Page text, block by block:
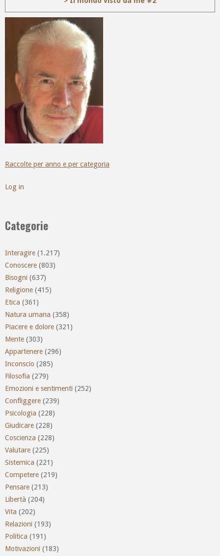
Raccolte per anno e per categoria
Log in
Categorie
Interagire (1.217)
Conoscere (803)
Bisogni (637)
Religione (415)
Etica (361)
Natura umana (358)
Piacere e dolore (321)
Mente (303)
Appartenere (296)
Inconscio (285)
Filosofia (279)
Emozioni e sentimenti (252)
Confliggere (239)
Psicologia (228)
Giudicare (228)
Coscienza (228)
Valutare (225)
Sistemica (221)
Competere (219)
Pensare (213)
Libertà (204)
Vita (202)
Relazioni (193)
Politica (191)
Motivazioni (183)